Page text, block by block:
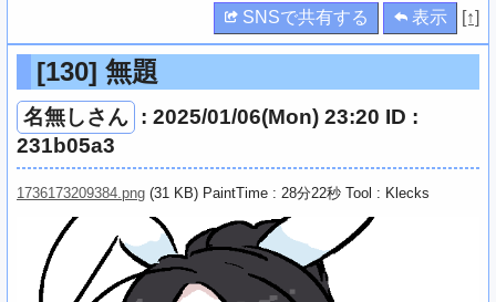
SNSで共有する 表示 [↑]
[130] 無題
名無しさん : 2025/01/06(Mon) 23:20 ID :
231b05a3
1736173209384.png (31 KB) PaintTime : 28分22秒 Tool : Klecks